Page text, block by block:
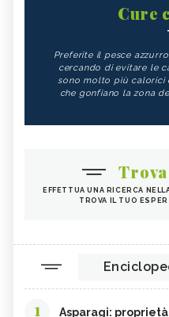
Cure
Preferite il pesce
cercando di evitare le
sono molto più calorici
che gonfiano la zona
EFFETTUA UNA RICERCA
TROVA IL TUO
1
Asparagi: